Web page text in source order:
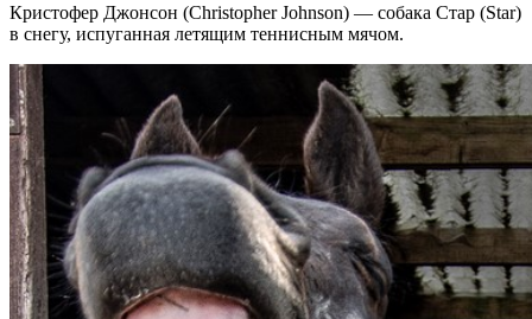
Кристофер Джонсон (Christopher Johnson) — собака Стар (Star)
в снегу, испуганная летящим теннисным мячом.